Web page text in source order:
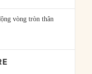
vòng tròn thân